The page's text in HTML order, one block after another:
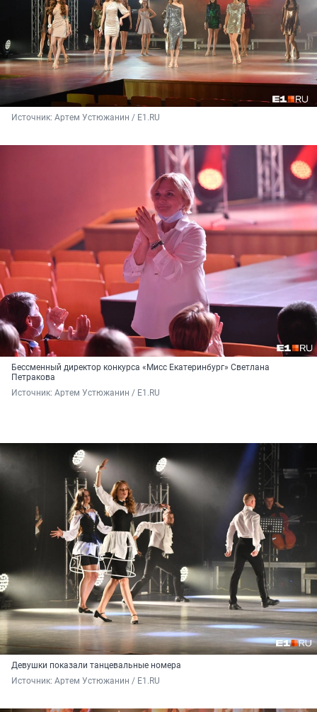
Источник: Артем Устюжанин / Е1.RU
Бессменный директор конкурса «Мисс Екатеринбург» Светлана
Петракова
Источник: Артем Устюжанин / Е1.RU
Девушки показали танцевальные номера
Источник: Артем Устюжанин / Е1.RU